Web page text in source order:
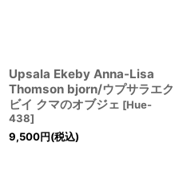
Upsala Ekeby Anna-Lisa
Thomson bjorn/ウプサラエク
ビイ クマのオブジェ [Hue-
438]
9,500円(税込)